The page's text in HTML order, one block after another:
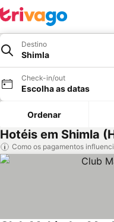
Destino
Shimla
Check-in/out
Escolha as datas
Ordenar
Hotéis em Shimla
Como os pagamentos